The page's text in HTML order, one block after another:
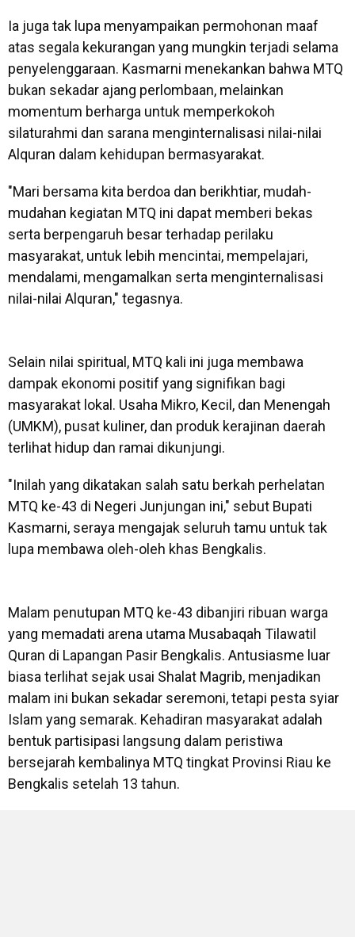
Ia juga tak lupa menyampaikan permohonan maaf
atas segala kekurangan yang mungkin terjadi selama
penyelenggaraan. Kasmarni menekankan bahwa MTQ
bukan sekadar ajang perlombaan, melainkan
momentum berharga untuk memperkokoh
silaturahmi dan sarana menginternalisasi nilai-nilai
Alquran dalam kehidupan bermasyarakat.
"Mari bersama kita berdoa dan berikhtiar, mudah-
mudahan kegiatan MTQ ini dapat memberi bekas
serta berpengaruh besar terhadap perilaku
masyarakat, untuk lebih mencintai, mempelajari,
mendalami, mengamalkan serta menginternalisasi
nilai-nilai Alquran," tegasnya.
Selain nilai spiritual, MTQ kali ini juga membawa
dampak ekonomi positif yang signifikan bagi
masyarakat lokal. Usaha Mikro, Kecil, dan Menengah
(UMKM), pusat kuliner, dan produk kerajinan daerah
terlihat hidup dan ramai dikunjungi.
"Inilah yang dikatakan salah satu berkah perhelatan
MTQ ke-43 di Negeri Junjungan ini," sebut Bupati
Kasmarni, seraya mengajak seluruh tamu untuk tak
lupa membawa oleh-oleh khas Bengkalis.
Malam penutupan MTQ ke-43 dibanjiri ribuan warga
yang memadati arena utama Musabaqah Tilawatil
Quran di Lapangan Pasir Bengkalis. Antusiasme luar
biasa terlihat sejak usai Shalat Magrib, menjadikan
malam ini bukan sekadar seremoni, tetapi pesta syiar
Islam yang semarak. Kehadiran masyarakat adalah
bentuk partisipasi langsung dalam peristiwa
bersejarah kembalinya MTQ tingkat Provinsi Riau ke
Bengkalis setelah 13 tahun.